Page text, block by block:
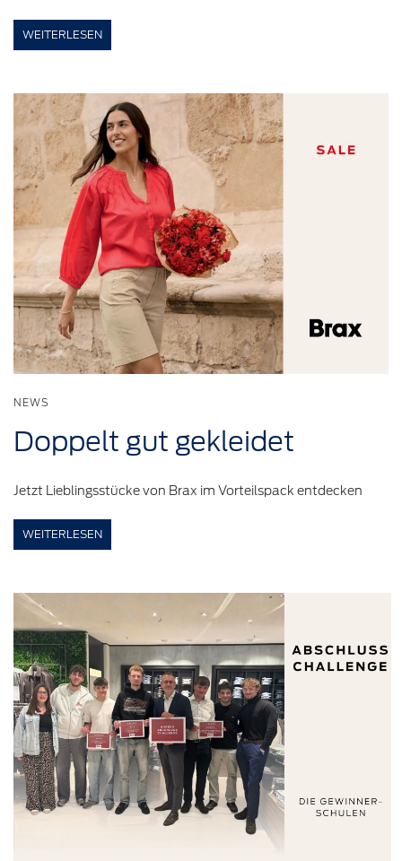
WEITERLESEN
NEWS
Doppelt gut gekleidet
Jetzt Lieblingsstücke von Brax im Vorteilspack entdecken
WEITERLESEN